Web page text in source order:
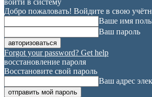
войти в систему
Добро пожаловать! Войдите в свою
Ваше имя
Ваш пароль
Forgot your password? Get help
восстановление пароля
Восстановите свой пароль
Ваш адрес